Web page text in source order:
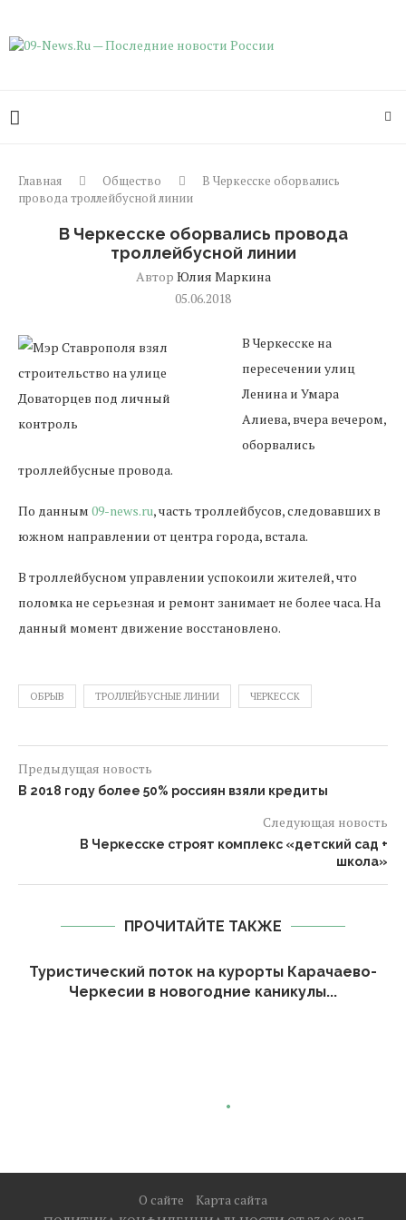
Главная Общество
В Черкесске оборвались
провода троллейбусной линии
В Черкесске оборвались провода
троллейбусной линии
Автор Юлия Маркина
05.06.2018
В Черкесске на
пересечении улиц
Ленина и Умара
Алиева, вчера вечером,
оборвались
троллейбусные провода.
По данным 09-news.ru, часть троллейбусов, следовавших в
южном направлении от центра города, встала.
В троллейбусном управлении успокоили жителей, что
поломка не серьезная и ремонт занимает не более часа. На
данный момент движение восстановлено.
ОБРЫВ ТРОЛЛЕЙБУСНЫЕ ЛИНИИ ЧЕРКЕССК
Предыдущая новость
В 2018 году более 50% россиян взяли кредиты
Следующая новость
В Черкесске строят комплекс «детский сад +
школа»
ПРОЧИТАЙТЕ ТАКЖЕ
Туристический поток на курорты Карачаево-
Черкесии в новогодние каникулы...
О сайте
Карта сайта